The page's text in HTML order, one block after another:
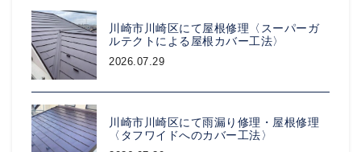
川崎市川崎区にて屋根修理〈スーパーガ
ルテクトによる屋根カバー工法〉
2026.07.29
川崎市川崎区にて雨漏り修理・屋根修理
〈タフワイドへのカバー工法〉